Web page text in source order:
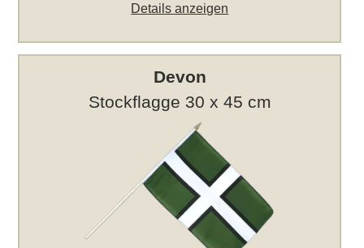
Details anzeigen
Devon
Stockflagge 30 x 45 cm